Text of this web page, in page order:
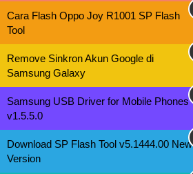
Cara Flash Oppo Joy R1001 SP Flash
Tool
Remove Sinkron Akun Google di
Samsung Galaxy
Samsung USB Driver for Mobile Phones
v1.5.5.0
Download SP Flash Tool v5.1444.00 New
Version